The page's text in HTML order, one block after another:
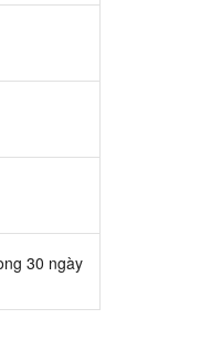
30 ngày